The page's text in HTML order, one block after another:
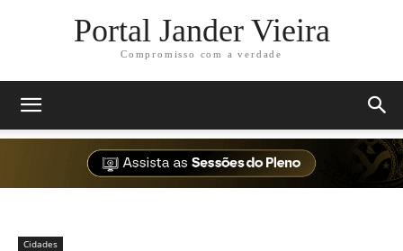
Portal Jander Vieira
Compromisso com a verdade
Cidades